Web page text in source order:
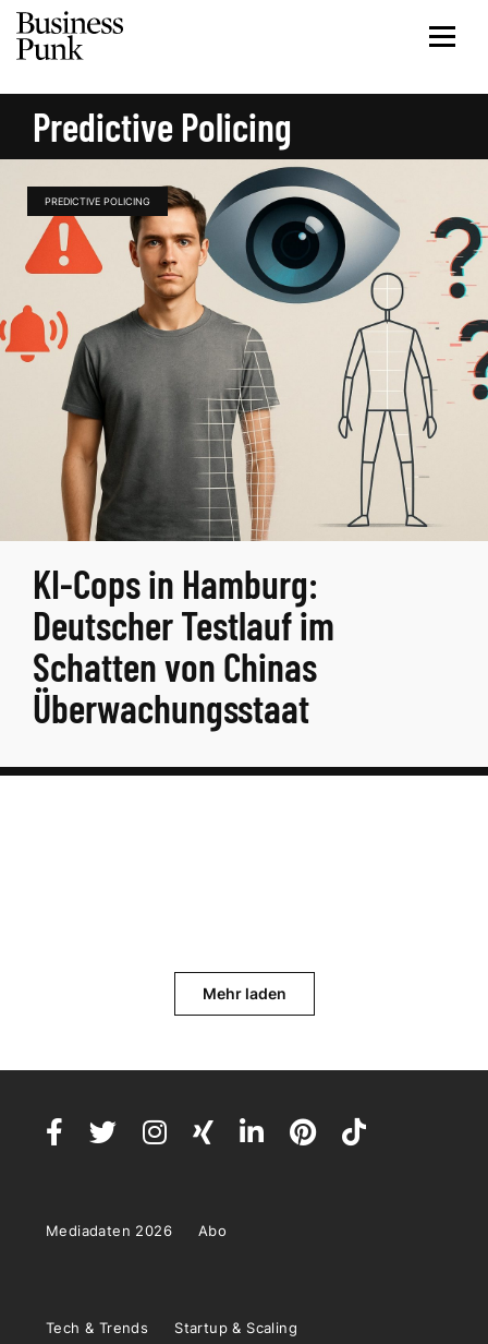
Predictive Policing
PREDICTIVE POLICING
KI-Cops in Hamburg:
Deutscher Testlauf im
Schatten von Chinas
Überwachungsstaat
Mehr laden
Mediadaten 2026 Abo
Tech & Trends Startup & Scaling